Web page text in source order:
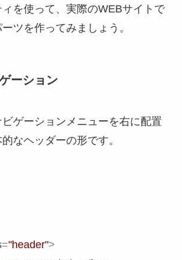
を使って、実際のWEBサイトで
ツを作ってみましょう。
ーション
ゲーションメニューを右に配置
なヘッダーの形です。
="header">